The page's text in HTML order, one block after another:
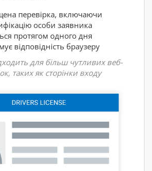
перевірка, включаючи
особи заявника
протягом одного дня
відповідність браузеру
для більш чутливих веб-
таких як сторінки входу